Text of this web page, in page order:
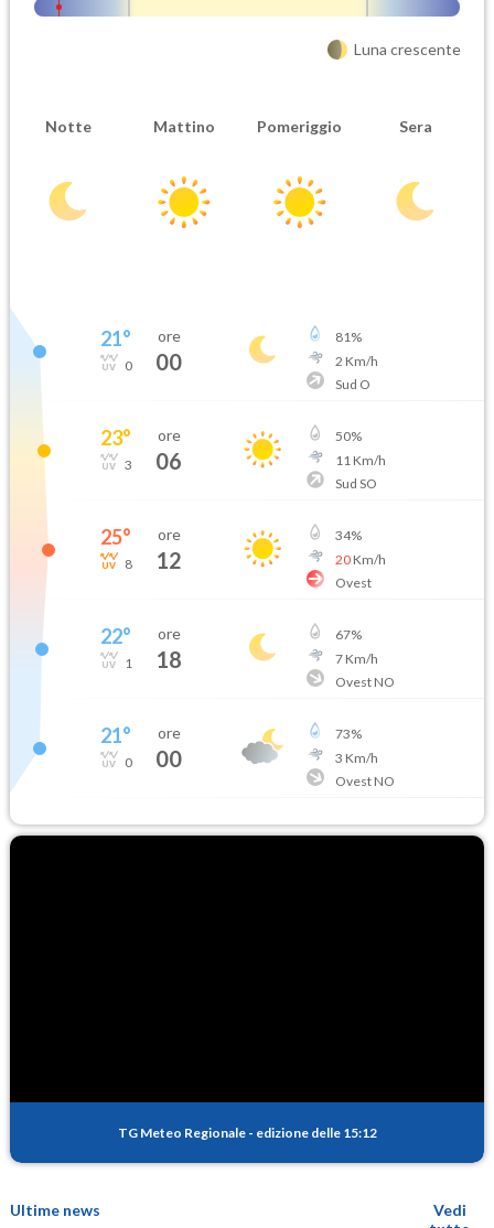
Luna crescente
Notte Mattino Pomeriggio Sera
21°
0
ore
00
81%
2 Km/h
Sud O
23°
3
ore
06
50%
11 Km/h
Sud SO
25°
8
ore
12
34%
20Km/h
Ovest
22°
1
ore
18
67%
7Km/h
Ovest NO
21°
0
ore
00
73%
3 Km/h
Ovest NO
TG Meteo Regionale - edizione delle 15:12
Ultime news
Vedi